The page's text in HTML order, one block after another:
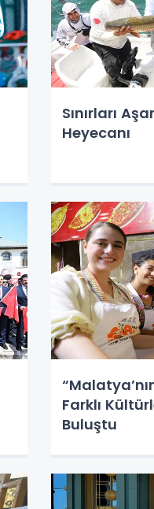
Sınırları
Heyecanı
Farklı
Buluştu